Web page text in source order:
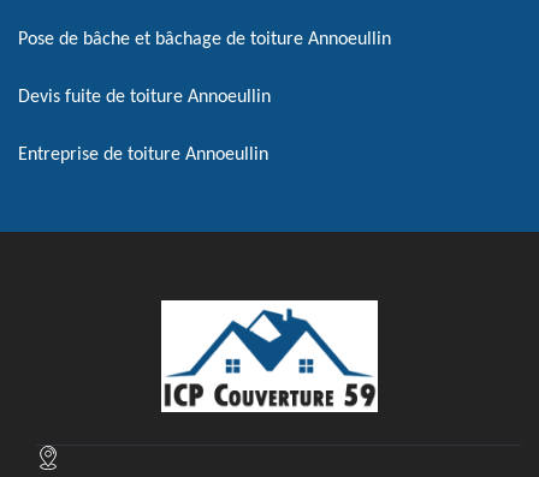
Pose de bâche et bâchage de toiture Annoeullin
Devis fuite de toiture Annoeullin
Entreprise de toiture Annoeullin